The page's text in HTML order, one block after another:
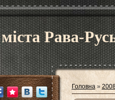
Рава-
Головна»